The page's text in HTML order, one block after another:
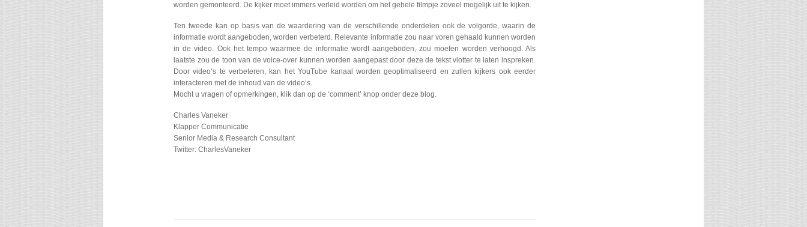
worden gemonteerd. De kijker moet immers verleid worden om het gehele filmpje zoveel mogelijk uit te kijken.
Ten tweede kan op basis van de waardering van de verschillende onderdelen ook de volgorde, waarin de
informatie wordt aangeboden, worden verbeterd. Relevante informatie zou naar voren gehaald kunnen worden
in de video. Ook het tempo waarmee de informatie wordt aangeboden, zou moeten worden verhoogd. Als
laatste zou de toon van de voice-over kunnen worden aangepast door deze de tekst vlotter te laten inspreken.
Door video’s te verbeteren, kan het YouTube kanaal worden geoptimaliseerd en zullen kijkers ook eerder
interacteren met de inhoud van de video’s.
Mocht u vragen of opmerkingen, klik dan op de ‘comment’ knop onder deze blog.
Charles Vaneker
Klapper Communicatie
Senior Media & Research Consultant
Twitter: CharlesVaneker